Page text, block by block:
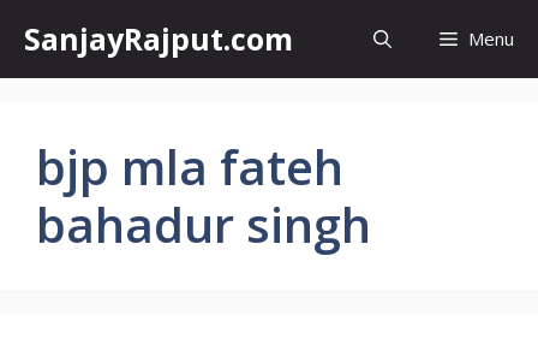
content
SanjayRajput.com Menu
bjp mla fateh
bahadur singh